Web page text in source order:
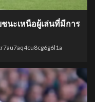
นะเหนือผู้เล่นที่มีการ